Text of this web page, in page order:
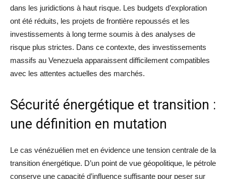
dans les juridictions à haut risque. Les budgets d’exploration
ont été réduits, les projets de frontière repoussés et les
investissements à long terme soumis à des analyses de
risque plus strictes. Dans ce contexte, des investissements
massifs au Venezuela apparaissent difficilement compatibles
avec les attentes actuelles des marchés.
Sécurité énergétique et transition :
une définition en mutation
Le cas vénézuélien met en évidence une tension centrale de la
transition énergétique. D’un point de vue géopolitique, le pétrole
conserve une capacité d’influence suffisante pour peser sur